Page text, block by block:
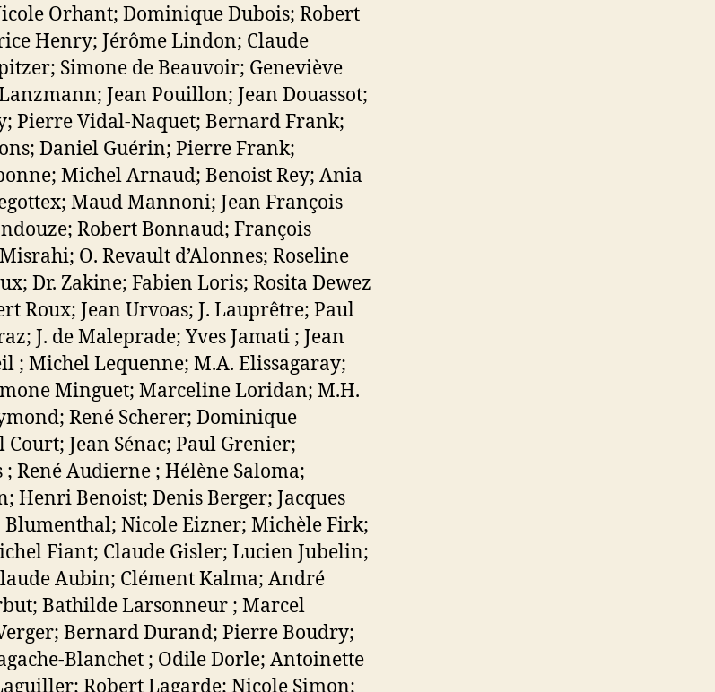
Orhant; Dominique Dubois; Robert
Henry; Jérôme Lindon; Claude
Simone de Beauvoir; Geneviève
Jean Pouillon; Jean Douassot;
Pierre Vidal-Naquet; Bernard Frank;
Daniel Guérin; Pierre Frank;
Michel Arnaud; Benoist Rey; Ania
Maud Mannoni; Jean François
Robert Bonnaud; François
O. Revault d’Alonnes; Roseline
Dr. Zakine; Fabien Loris; Rosita Dewez
Roux; Jean Urvoas; J. Lauprêtre; Paul
J. de Maleprade; Yves Jamati ; Jean
; Michel Lequenne; M.A. Elissagaray;
Minguet; Marceline Loridan; M.H.
René Scherer; Dominique
Court; Jean Sénac; Paul Grenier;
; René Audierne ; Hélène Saloma;
Henri Benoist; Denis Berger; Jacques
Blumenthal; Nicole Eizner; Michèle Firk;
Fiant; Claude Gisler; Lucien Jubelin;
Aubin; Clément Kalma; André
Bathilde Larsonneur ; Marcel
Bernard Durand; Pierre Boudry;
Blanchet ; Odile Dorle; Antoinette